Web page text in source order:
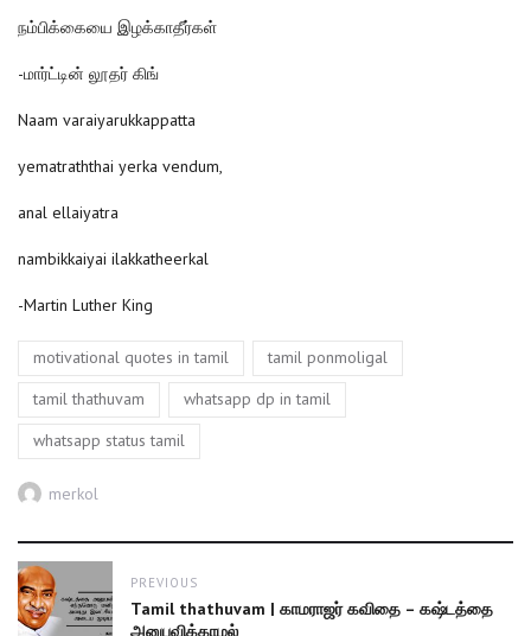
நம்பிக்கையை இழக்காதீர்கள்
-மார்ட்டின் லூதர் கிங்
Naam varaiyarukkappatta
yematraththai yerka vendum,
anal ellaiyatra
nambikkaiyai ilakkatheerkal
-Martin Luther King
Tags
motivational quotes in tamil tamil ponmoligal
tamil thathuvam whatsapp dp in tamil
whatsapp status tamil
Author
merkol
Post
navigation
PREVIOUS
Previous
post:
Tamil thathuvam | காமராஜர் கவிதை – கஷ்டத்தை
அனுபவிக்காமல்